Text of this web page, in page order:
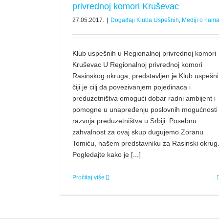
privrednoj komori Kruševac
27.05.2017. Događaji Kluba Uspešnih, Mediji o nama
Klub uspešnih u Regionalnoj privrednoj komori
Kruševac U Regionalnoj privrednoj komori
Rasinskog okruga, predstavljen je Klub
čiji je cilj da povezivanjem pojedinaca i
preduzetništva omogući dobar radni ambijent i
pomogne u unapređenju poslovnih mogućnosti
razvoja preduzetništva u Srbiji. Posebnu
zahvalnost za ovaj skup dugujemo Zoranu
Tomiću, našem predstavniku za Rasinski okrug.
Pogledajte kako je [...]
Pročitaj više